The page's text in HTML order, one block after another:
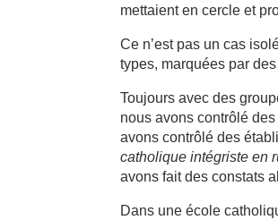
mettaient en cercle et
Ce n’est pas un cas
types, marquées par
Toujours avec des
nous avons contrôlé
avons contrôlé des
catholique intégriste en
avons fait des constats
Dans une école